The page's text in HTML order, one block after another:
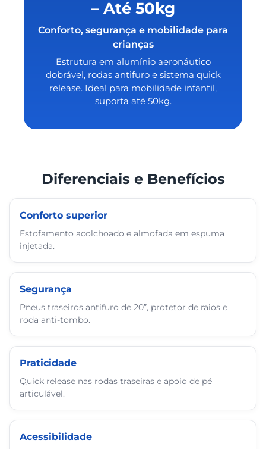
– Até 50kg
Conforto, segurança e mobilidade para
crianças
Estrutura em alumínio aeronáutico
dobrável, rodas antifuro e sistema quick
release. Ideal para mobilidade infantil,
suporta até 50kg.
Diferenciais e Benefícios
Conforto superior
Estofamento acolchoado e almofada em espuma
injetada.
Segurança
Pneus traseiros antifuro de 20”, protetor de raios e
roda anti-tombo.
Praticidade
Quick release nas rodas traseiras e apoio de pé
articulável.
Acessibilidade